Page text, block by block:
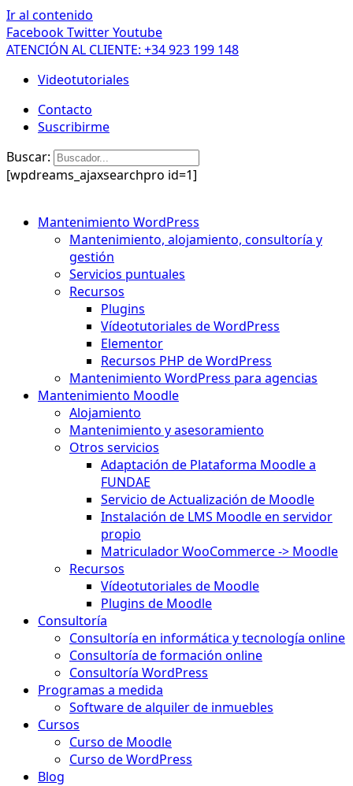
Ir al contenido
FacebookTwitterYoutube
ATENCIÓN AL CLIENTE: +34 923 199 148
Videotutoriales
Contacto
Suscribirme
Buscar:
[wpdreams_ajaxsearchpro id=1]
Mantenimiento WordPress
Mantenimiento, alojamiento, consultoría y
gestión
Servicios puntuales
Recursos
Plugins
Vídeotutoriales de WordPress
Elementor
Recursos PHP de WordPress
Mantenimiento WordPress para agencias
Mantenimiento Moodle
Alojamiento
Mantenimiento y asesoramiento
Otros servicios
Adaptación de Plataforma Moodle a
FUNDAE
Servicio de Actualización de Moodle
Instalación de LMS Moodle en servidor
propio
Matriculador WooCommerce -> Moodle
Recursos
Vídeotutoriales de Moodle
Plugins de Moodle
Consultoría
Consultoría en informática y tecnología online
Consultoría de formación online
Consultoría WordPress
Programas a medida
Software de alquiler de inmuebles
Cursos
Curso de Moodle
Curso de WordPress
Blog